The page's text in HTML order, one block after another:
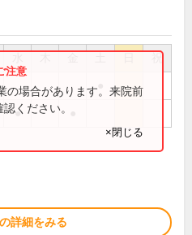
祝
●
の場合があります。来院前
ください。
×閉じる
詳細をみる